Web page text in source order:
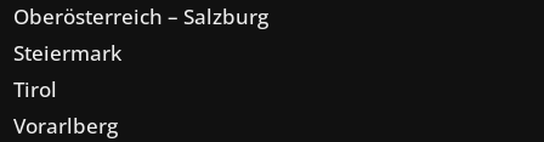
Oberösterreich – Salzburg
Steiermark
Tirol
Vorarlberg